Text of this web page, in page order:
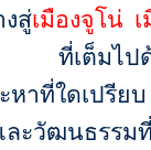
สู่เมืองจูโน่
ที่เต็มไปด้
าที่ใดเปรียบ
ละวัฒนธรรม